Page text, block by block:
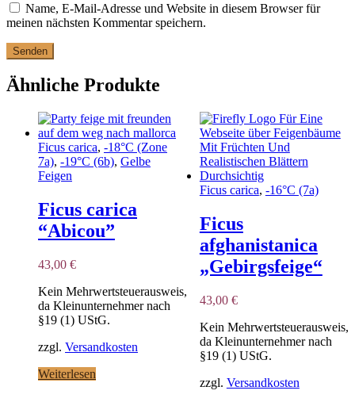
Name, E-Mail-Adresse und Website in diesem Browser für
meinen nächsten Kommentar speichern.
Ähnliche Produkte
Ficus carica, -18°C (Zone
7a), -19°C (6b), Gelbe
Feigen
Ficus carica
“Abicou”
43,00 €
Kein Mehrwertsteuerausweis,
da Kleinunternehmer nach
§19 (1) UStG.
zzgl. Versandkosten
Weiterlesen
Ficus carica, -16°C (7a)
Ficus
afghanistanica
„Gebirgsfeige“
43,00 €
Kein Mehrwertsteuerausweis,
da Kleinunternehmer nach
§19 (1) UStG.
zzgl. Versandkosten